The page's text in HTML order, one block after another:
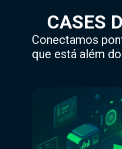
CASES
Conectamos
que está além